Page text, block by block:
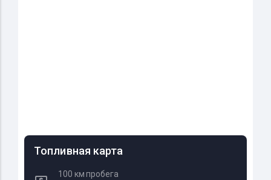
Топливная карта
100 км пробега